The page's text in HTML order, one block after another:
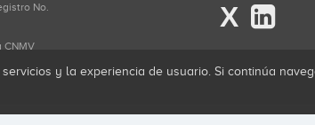
No.
CNMV
X
y la experiencia de usuario. Si continúa